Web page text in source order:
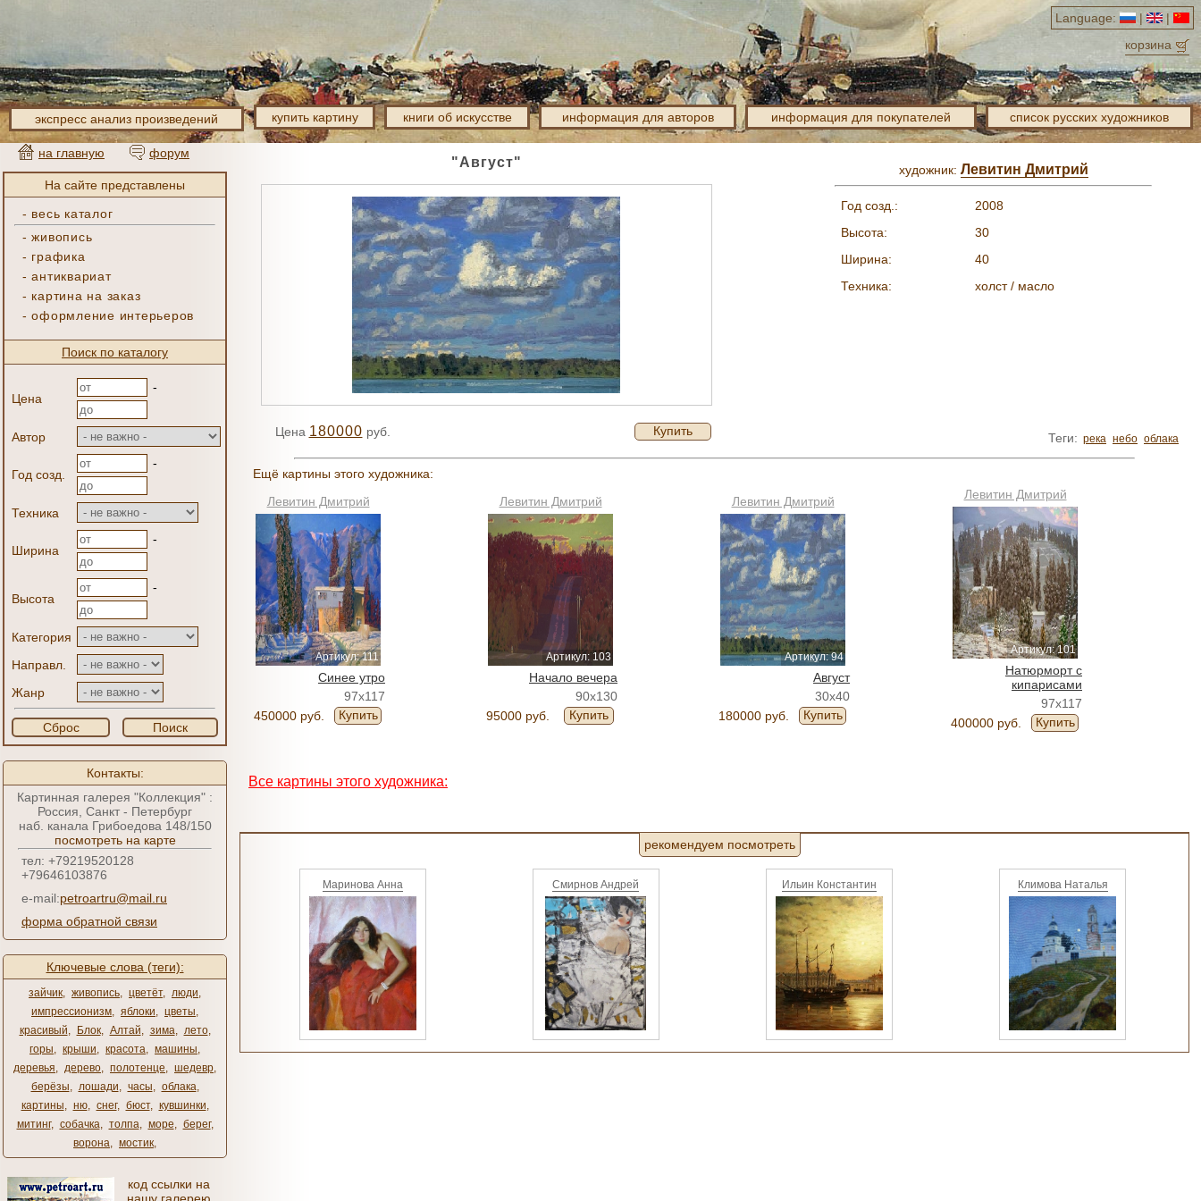
Language: |
|
корзина
экспресс анализ произведений купить картину книги об искусстве информация для авторов информация для покупателей список русских художников
на главную форум
На сайте представлены
- весь каталог
-живопись
- графика
-антиквариат
- картина на заказ
-оформление интерьеров
Поиск по каталогу
Цена
-
Автор
Год созд.
-
Техника
Ширина
-
Высота
-
Категория
Направл.
Жанр
Сброс Поиск
Контакты:
Картинная галерея "Коллекция" :
Россия, Санкт - Петербург
наб. канала Грибоедова 148/150
посмотреть на карте
тел: +79219520128
+79646103876
e-mail:petroartru@mail.ru
форма обратной связи
Ключевые слова (теги):
зайчик, живопись, цветёт, люди,
импрессионизм, яблоки, цветы,
красивый, Блок, Алтай, зима, лето,
горы, крыши, красота, машины,
деревья, дерево, полотенце, шедевр,
берёзы, лошади, часы, облака,
картины, ню, снег, бюст, кувшинки,
митинг, собачка, толпа, море, берег,
ворона, мостик,
код ссылки на
"Август" художник: Левитин Дмитрий
Год созд.:
2008
Высота:
30
Ширина:
40
Техника:
холст / масло
Цена 180000 руб. Купить Теги: река небо облака
Ещё картины этого художника:
Левитин Дмитрий
Артикул: 111
Синее утро
97x117
450000 руб.
Купить
Левитин Дмитрий
Артикул: 103
Начало вечера
90x130
95000 руб.
Купить
Левитин Дмитрий
Артикул: 94
Август
30x40
180000 руб.
Купить
Левитин Дмитрий
Артикул: 101
Натюрморт с
кипарисами
97x117
400000 руб.
Купить
Все картины этого художника:
рекомендуем посмотреть
Маринова Анна Смирнов Андрей Ильин Константин Климова Наталья